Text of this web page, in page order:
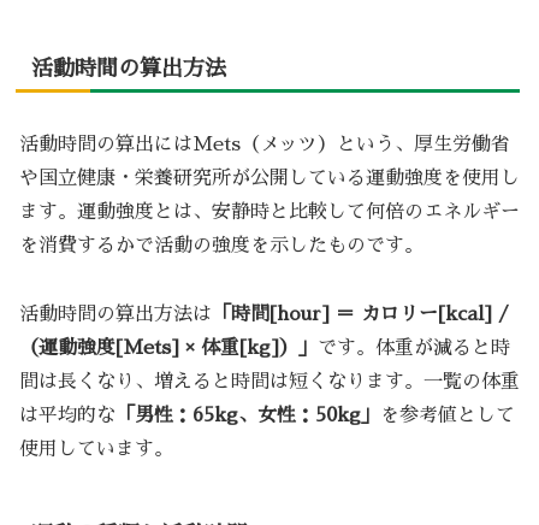
活動時間の算出方法
活動時間の算出にはMets（メッツ）という、厚生労働省
や国立健康・栄養研究所が公開している運動強度を使用し
ます。運動強度とは、安静時と比較して何倍のエネルギー
を消費するかで活動の強度を示したものです。
活動時間の算出方法は 「時間[hour] ＝ カロリー[kcal] /
（運動強度[Mets] × 体重[kg]）」 です。体重が減ると時
間は長くなり、増えると時間は短くなります。一覧の体重
は平均的な 「男性：65kg、女性：50kg」
を参考値として
使用しています。